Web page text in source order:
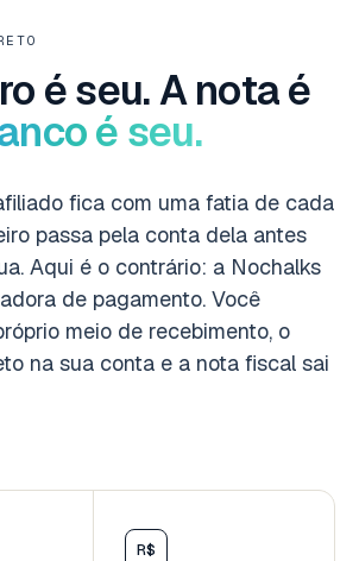
é seu. A nota é
é seu.
fica com uma fatia de cada
passa pela conta dela antes
Aqui é o contrário: a Nochalks
de pagamento. Você
meio de recebimento, o
na sua conta e a nota fiscal sai
R$